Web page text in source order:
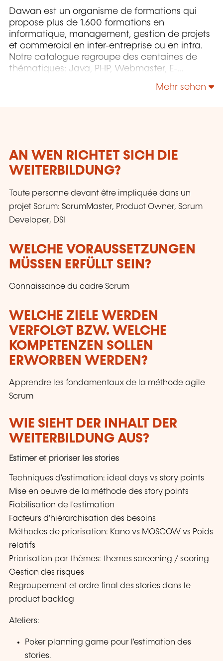
Dawan est un organisme de formations qui
propose plus de 1.600 formations en
informatique, management, gestion de projets
et commercial en inter-entreprise ou en intra.
Notre catalogue regroupe des centaines de
thématiques: Java, PHP, Webmaster, E-
Mehr sehen
AN WEN RICHTET SICH DIE
WEITERBILDUNG?
Toute personne devant être impliquée dans un
projet Scrum: ScrumMaster, Product Owner, Scrum
Developer, DSI
WELCHE VORAUSSETZUNGEN
MÜSSEN ERFÜLLT SEIN?
Connaissance du cadre Scrum
WELCHE ZIELE WERDEN
VERFOLGT BZW. WELCHE
KOMPETENZEN SOLLEN
ERWORBEN WERDEN?
Apprendre les fondamentaux de la méthode agile
Scrum
WIE SIEHT DER INHALT DER
WEITERBILDUNG AUS?
Estimer et prioriser les stories
Techniques d'estimation: ideal days vs story points
Mise en oeuvre de la méthode des story points
Fiabilisation de l'estimation
Facteurs d'hiérarchisation des besoins
Méthodes de priorisation: Kano vs MOSCOW vs Poids
relatifs
Priorisation par thèmes: themes screening / scoring
Gestion des risques
Regroupement et ordre final des stories dans le
product backlog
Ateliers:
Poker planning game pour l'estimation des
stories.